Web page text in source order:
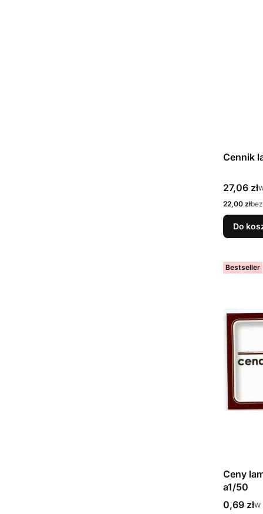
Cennik
Cena
27,06 zł
Cena netto
22,00 zł
Do
Bestseller
Ceny
a1/50
Cena
0,69 złw
w